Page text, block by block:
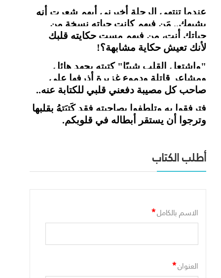
عندما تنتهي الرحلة أخبرني أيهم شعرت أنه
يشبهك.. مَن فيهم كانت حياته نسخة من
حياتك أنت، من فيهم مست حكايته قلبك
لأنك تعيش حكاية مشابهة؟!
"واشتعل القلب شيبًا" كتبته بجهد هائل
ومشاعر قاتلة ودموع غزيرة أذرفها على
صاحب كل مصيبة دفعني قلبي للكتابة عنه..
فترفقوا به وتلطفوا بصاحبته فقد كَتبَتهُ بقلبها
وترجوا أن يستقر أبطاله في قلوبكم.
أطلب الكتاب
الاسم بالكامل*
العنوان*